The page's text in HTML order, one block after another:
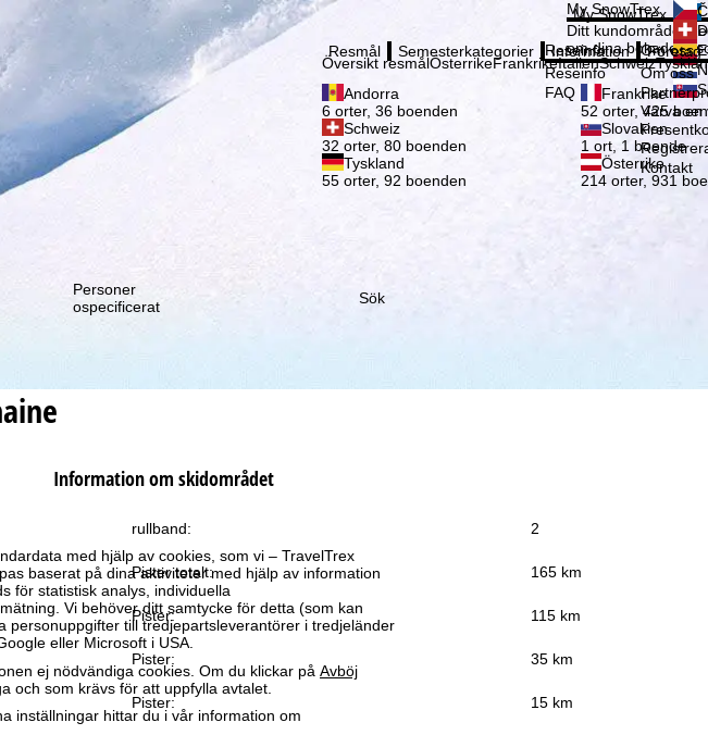
med hjälp av cookies, som vi – TravelTrex
baserat på dina aktiviteter med hjälp av information
för statistisk analys, individuella
Vi behöver ditt samtycke för detta (som kan
personuppgifter till tredjepartsleverantörer i tredjeländer
eller Microsoft i USA.
ej nödvändiga cookies. Om du klickar på Avböj
och som krävs för att uppfylla avtalet.
inställningar hittar du i vår information om
Registrering
My SnowTrex
My SnowTrex
Ditt kundområde
om dina bokade
Resmål
Översikt resmålÖsterrikeFrankrikeItalienSchweiz
Andorra
6 orter, 36 boenden
Frankrike
52 orter, 425
Schweiz
32 orter, 80 boenden
Slovakien
1 ort, 1 boende
Tyskland
55 orter, 92 boenden
Österrike
214 orter, 931
Semesterkategorier Information
Reseinfo
Reseinfo
FAQ
Företag
Om oss
Om oss
Värva en
Kontakt
Personer
ospecificerat
Sök
Information om skidområdet
rullband: 2
Pister totalt: 165 km
Pister: 115 km
Pister: 35 km
Pister: 15 km